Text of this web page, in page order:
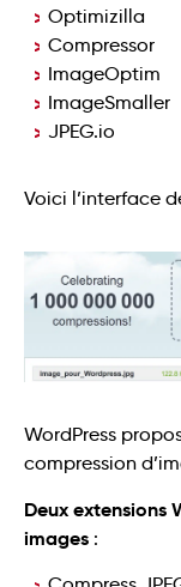
Optimizilla
Compressor
ImageOptim
ImageSmaller
JPEG.io
Voici l’interface
WordPress
compression
Deux extensions
images :